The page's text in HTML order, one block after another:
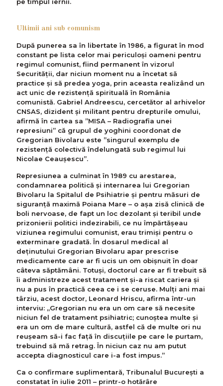
Ultimii ani sub comunism
După punerea sa în libertate în 1986, a figurat în mod
constant pe lista celor mai periculoși oameni pentru
regimul comunist, fiind permanent în vizorul
Securității, dar niciun moment nu a încetat să
practice și să predea yoga, prin aceasta realizând un
act unic de rezistență spirituală în România
comunistă. Gabriel Andreescu, cercetător al arhivelor
CNSAS, dizident și militant pentru drepturile omului,
afirmă în cartea sa ”MISA – Radiografia unei
represiuni” că grupul de yoghini coordonat de
Gregorian Bivolaru este ”singurul exemplu de
rezistenţă colectivă îndelungată sub regimul lui
Nicolae Ceauşescu”.
Represiunea a culminat în 1989 cu arestarea,
condamnarea politică şi internarea lui Gregorian
Bivolaru la Spitalul de Psihiatrie şi pentru măsuri de
siguranţă maximă Poiana Mare – o așa zisă clinică de
boli nervoase, de fapt un loc dezolant și teribil unde
prizonierii politici indezirabili, ce nu împărtășeau
viziunea regimului comunist, erau trimiși pentru o
exterminare gradată. În dosarul medical al
deținutului Gregorian Bivolaru apar prescrise
medicamente care ar fi ucis un om obișnuit în doar
câteva săptămâni. Totuși, doctorul care ar fi trebuit să
îi administreze acest tratament și-a riscat cariera și
nu a pus în practică ceea ce i se ceruse. Mulți ani mai
târziu, acest doctor, Leonard Hriscu, afirma într-un
interviu: „Gregorian nu era un om care să necesite
niciun fel de tratament psihiatric; cunoștea multe și
era un om de mare cultură, astfel că de multe ori nu
reușeam să-i fac față în discuțiile pe care le purtam,
trebuind să mă retrag. În niciun caz nu am putut
accepta diagnosticul care i-a fost impus.”
Ca o confirmare suplimentară, Tribunalul București a
constatat în iulie 2011 – printr-o hotărâre